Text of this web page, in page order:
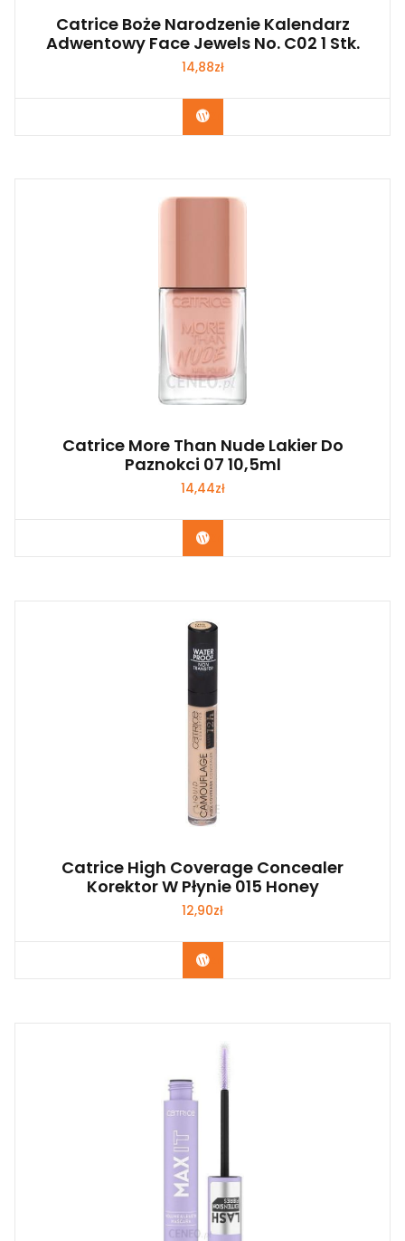
Catrice Boże Narodzenie Kalendarz
Adwentowy Face Jewels No. C02 1 Stk.
14,88zł
Zobacz
Catrice More Than Nude Lakier Do
Paznokci 07 10,5ml
14,44zł
Zobacz
Catrice High Coverage Concealer
Korektor W Płynie 015 Honey
12,90zł
Zobacz